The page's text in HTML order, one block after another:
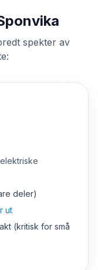
spekter av
deler)
ut
(kritisk for små